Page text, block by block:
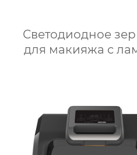
Светодиодное
для макияжа с
косметическое
для
фабрика